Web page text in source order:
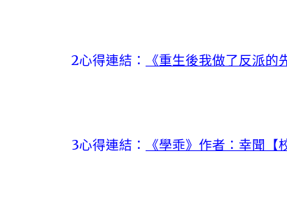
2心得連結： 《重生後我做了反派的
3心得連結： 《學乖》作者：幸聞【